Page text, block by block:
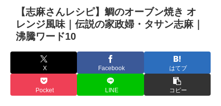
【志麻さんレシピ】鯛のオーブン焼き オ
レンジ風味｜伝説の家政婦・タサン志麻｜
沸騰ワード10
X Facebook はてブ
Pocket LINE コピー